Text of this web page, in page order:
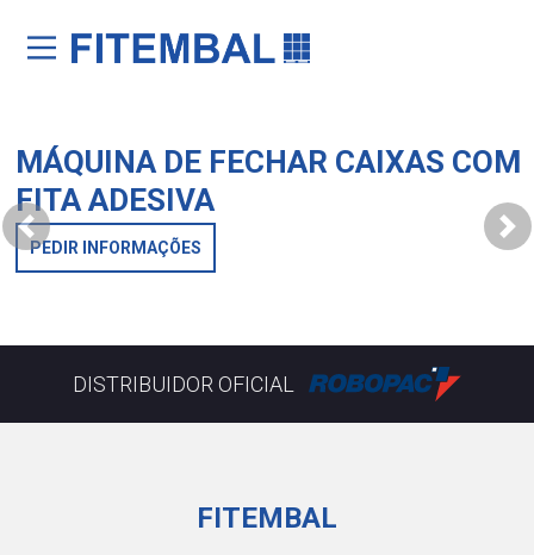
MÁQUINA DE FECHAR CAIXAS COM
FITA ADESIVA
PEDIR INFORMAÇÕES
Anterior
DISTRIBUIDOR OFICIAL
FITEMBAL